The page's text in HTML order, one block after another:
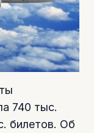
740 тыс.
билетов. Об